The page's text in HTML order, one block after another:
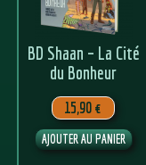
BD Shaan – La Cité
du Bonheur
15,90 €